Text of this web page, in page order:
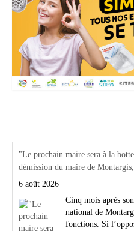
"Le prochain maire sera à la
démission du maire de
6 août 2026
Cinq mois après
national de
fonctions. Si